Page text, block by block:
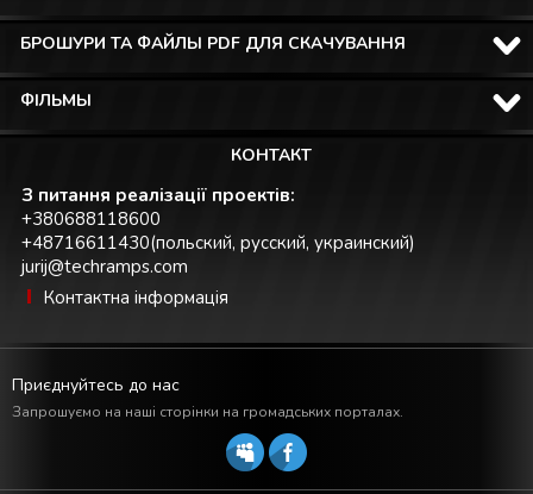
БРОШУРИ ТА ФАЙЛЫ PDF ДЛЯ СКАЧУВАННЯ
ФІЛЬМЫ
КОНТАКТ
З питання реалізації проектів:
+380688118600
+48716611430(польский, русский, украинский)
jurij@techramps.com
Контактна інформація
Приєднуйтесь до нас
Запрошуємо на наші сторінки на громадських порталах.